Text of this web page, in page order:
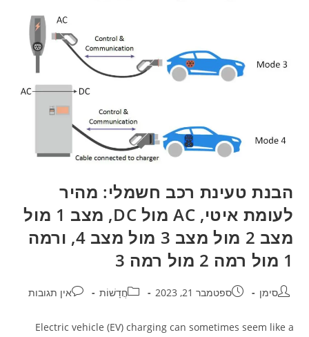
הבנת טעינת רכב חשמלי: מהיר
לעומת איטי, AC מול DC, מצב 1 מול
מצב 2 מול מצב 3 מול מצב 4, ורמה
1 מול רמה 2 מול רמה 3
סימן ספטמבר 21, 2023 חֲדָשׁוֹת אין תגובות
Electric vehicle (EV) charging can sometimes seem like a